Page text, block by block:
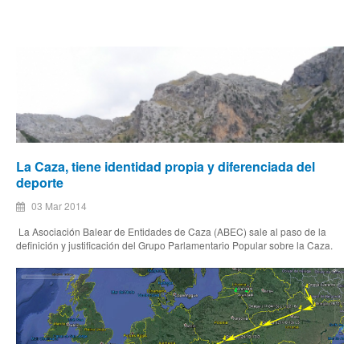
La Caza, tiene identidad propia y diferenciada del
deporte
03 Mar 2014
La Asociación Balear de Entidades de Caza (ABEC) sale al paso de la
definición y justificación del Grupo Parlamentario Popular sobre la Caza.